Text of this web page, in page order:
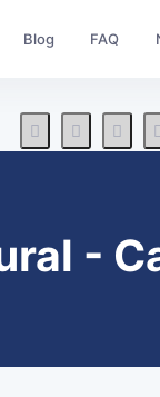
Blog FAQ
-